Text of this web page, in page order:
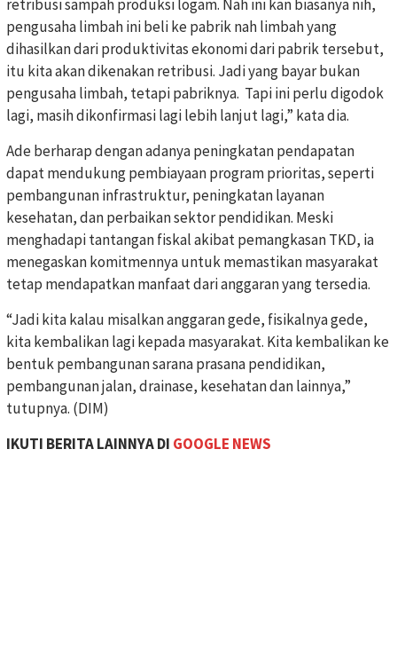
retribusi sampah produksi logam. Nah ini kan biasanya nih,
pengusaha limbah ini beli ke pabrik nah limbah yang
dihasilkan dari produktivitas ekonomi dari pabrik tersebut,
itu kita akan dikenakan retribusi. Jadi yang bayar bukan
pengusaha limbah, tetapi pabriknya. Tapi ini perlu digodok
lagi, masih dikonfirmasi lagi lebih lanjut lagi,” kata dia.
Ade berharap dengan adanya peningkatan pendapatan
dapat mendukung pembiayaan program prioritas, seperti
pembangunan infrastruktur, peningkatan layanan
kesehatan, dan perbaikan sektor pendidikan. Meski
menghadapi tantangan fiskal akibat pemangkasan TKD, ia
menegaskan komitmennya untuk memastikan masyarakat
tetap mendapatkan manfaat dari anggaran yang tersedia.
“Jadi kita kalau misalkan anggaran gede, fisikalnya gede,
kita kembalikan lagi kepada masyarakat. Kita kembalikan ke
bentuk pembangunan sarana prasana pendidikan,
pembangunan jalan, drainase, kesehatan dan lainnya,”
tutupnya. (DIM)
IKUTI BERITA LAINNYA DI GOOGLE NEWS